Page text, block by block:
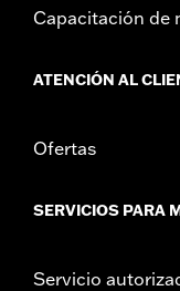
Capacitación de
ATENCIÓN AL
Ofertas
SERVICIOS PARA
Servicio